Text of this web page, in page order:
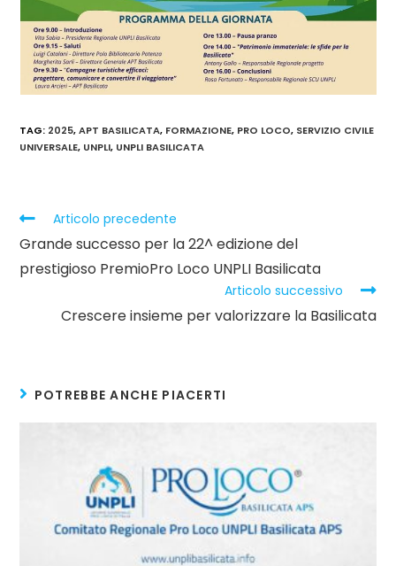
TAG: 2025, APT BASILICATA, FORMAZIONE, PRO LOCO, SERVIZIO CIVILE
UNIVERSALE, UNPLI, UNPLI BASILICATA
Leggi
articoli
Articolo precedente
Grande successo per la 22^ edizione del
prestigioso PremioPro Loco UNPLI Basilicata
Articolo successivo
Crescere insieme per valorizzare la Basilicata
POTREBBE ANCHE PIACERTI